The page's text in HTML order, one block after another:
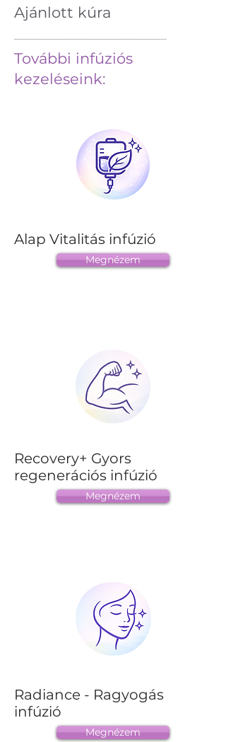
Ajánlott kúra
──────────────────────────────────────────────────────
További infúziós
kezeléseink:
Alap Vitalitás infúzió
Megnézem
Recovery+ Gyors
regenerációs infúzió
Megnézem
Radiance - Ragyogás
infúzió
Megnézem